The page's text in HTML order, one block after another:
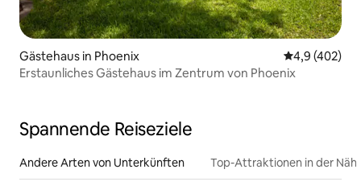
Gästehaus in Phoenix
4,9 (402)
Erstaunliches Gästehaus im Zentrum von Phoenix
Spannende Reiseziele
Andere Arten von Unterkünften Top-Attraktionen in der